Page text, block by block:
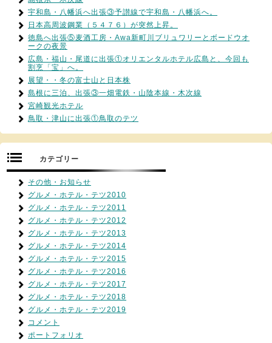
宇和島・八幡浜へ出張③予讃線で宇和島・八幡浜へ。
日本高周波鋼業（５４７６）が突然上昇。
徳島へ出張⑤麦酒工房・Awa新町川ブリュワリーとボードウオ
ークの夜景
広島・福山・尾道に出張①オリエンタルホテル広島と、今回も
割烹「宝」へ。
展望・・冬の富士山と日本株
島根に三泊、出張③一畑電鉄・山陰本線・木次線
宮崎観光ホテル
鳥取・津山に出張①鳥取のテツ
カテゴリー
その他・お知らせ
グルメ・ホテル・テツ2010
グルメ・ホテル・テツ2011
グルメ・ホテル・テツ2012
グルメ・ホテル・テツ2013
グルメ・ホテル・テツ2014
グルメ・ホテル・テツ2015
グルメ・ホテル・テツ2016
グルメ・ホテル・テツ2017
グルメ・ホテル・テツ2018
グルメ・ホテル・テツ2019
コメント
ポートフォリオ